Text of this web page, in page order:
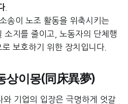
.
송이 노조 활동을 위축시키는
소지를 줄이고, 노동자의 단체행
보호하기 위한 장치입니다.
상이몽(同床異夢)
와 기업의 입장은 극명하게 엇갈